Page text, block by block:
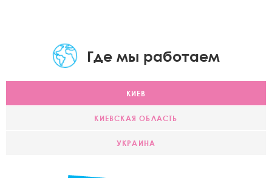
Где мы работаем
КИЕВ
КИЕВСКАЯ ОБЛАСТЬ
УКРАИНА